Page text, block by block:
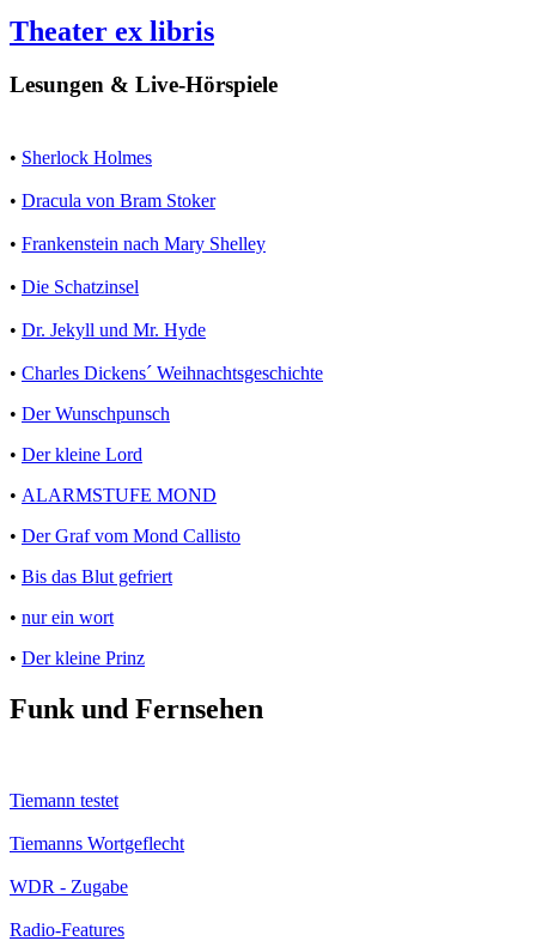
Theater ex libris
Lesungen & Live-Hörspiele
• Sherlock Holmes
• Dracula von Bram Stoker
• Frankenstein nach Mary Shelley
• Die Schatzinsel
• Dr. Jekyll und Mr. Hyde
• Charles Dickens´ Weihnachtsgeschichte
• Der Wunschpunsch
• Der kleine Lord
• ALARMSTUFE MOND
• Der Graf vom Mond Callisto
• Bis das Blut gefriert
• nur ein wort
• Der kleine Prinz
Funk und Fernsehen
Tiemann testet
Tiemanns Wortgeflecht
WDR - Zugabe
Radio-Features